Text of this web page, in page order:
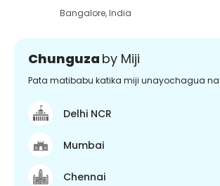
Bangalore,India
Chunguza by Miji
Pata matibabu katika miji unayochagua na
Delhi NCR
Mumbai
Chennai